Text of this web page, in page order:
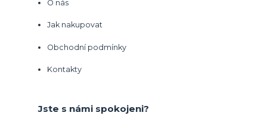
O nás
Jak nakupovat
Obchodní podmínky
Kontakty
Jste s námi spokojeni?